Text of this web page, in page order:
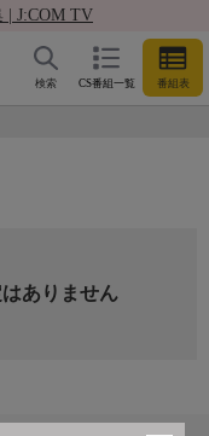
| J:COM TV
CS番組一覧 番組表
検索
ありません